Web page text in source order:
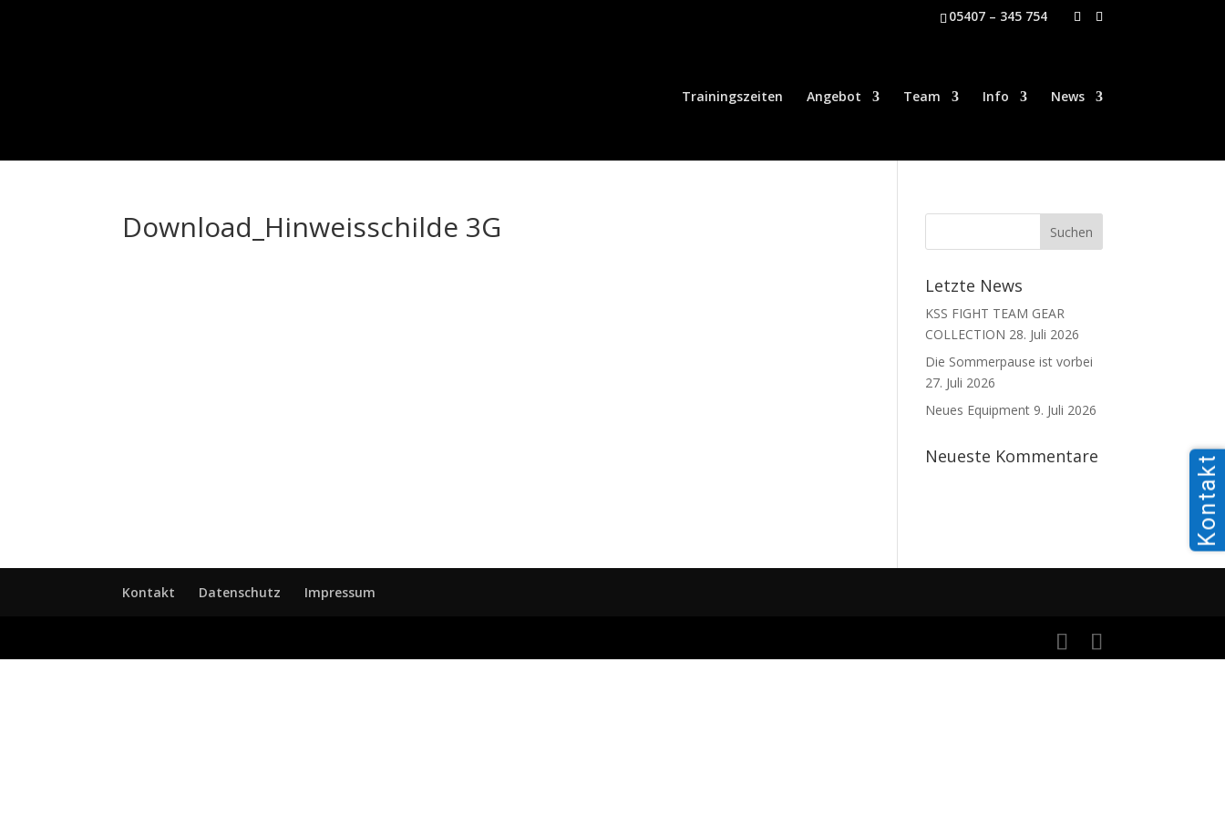
05407 – 345 754
Trainingszeiten Angebot Team Info News
Download_Hinweisschilde 3G
Letzte News
KSS FIGHT TEAM GEAR
COLLECTION 28. Juli 2026
Die Sommerpause ist vorbei
27. Juli 2026
Neues Equipment 9. Juli 2026
Neueste Kommentare
Kontakt Datenschutz Impressum
Kontakt